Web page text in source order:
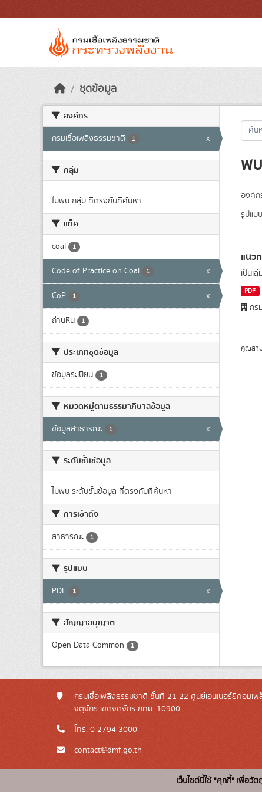
ชุดข้อมูล
องค์กร
กรมเชื้อเพลิงธรรมชาติ 1 x
กลุ่ม
ไม่พบ กลุ่ม ที่ตรงกับที่ค้นหา
แท็ค
coal 1
Code of Practice on Coal 1 x
CoP 1 x
ถ่านหิน 1
ประเภทชุดข้อมูล
ข้อมูลระเบียน 1
หมวดหมู่ตามธรรมาภิบาลข้อมูล
ข้อมูลสาธารณะ 1 x
ระดับชั้นข้อมูล
ไม่พบ ระดับชั้นข้อมูล ที่ตรงกับที่ค้นหา
การเข้าถึง
สาธารณะ 1
รูปแบบ
PDF 1 x
สัญญาอนุญาต
Open Data Common 1
พ
องค์ก
รูปแบ
แนว
เป็นเ
PDF
กร
คุณสา
กรมเชื้อเพลิงธรรมชาติ ชั้นที่ 21-22 ศูนย์เอนเนอร์ยี่คอม
จตุจักร เขตจตุจักร กทม. 10900
โทร. 0-2794-3000
contact@dmf.go.th
เว็บไซต์นี้ใช้ "คุกกี้" เพื่อวั